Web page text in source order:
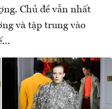
Chủ đề vẫn nhất
và tập trung vào